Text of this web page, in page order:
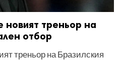
новият треньор на
отбор
треньор на Бразилския